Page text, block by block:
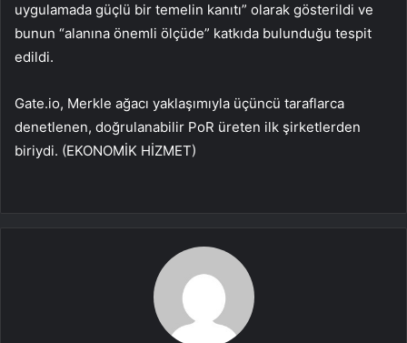
uygulamada güçlü bir temelin kanıtı” olarak gösterildi ve
bunun “alanına önemli ölçüde” katkıda bulunduğu tespit
edildi.
Gate.io, Merkle ağacı yaklaşımıyla üçüncü taraflarca
denetlenen, doğrulanabilir PoR üreten ilk şirketlerden
biriydi. (EKONOMİK HİZMET)